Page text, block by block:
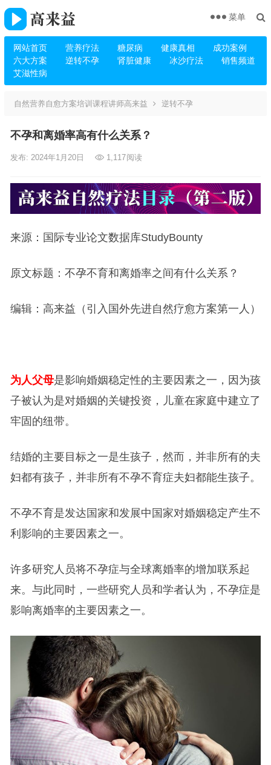
网站首页 营养疗法 糖尿病 健康真相
成功案例
六大方案
逆转不孕 肾脏健康 冰沙疗法
销售频道
艾滋性病
菜单
自然营养自愈方案培训课程讲师高来益 逆转不孕
不孕和离婚率高有什么关系？
发布: 2024年1月20日 1,117阅读
来源：国际专业论文数据库StudyBounty
原文标题：不孕不育和离婚率之间有什么关系？
编辑：高来益（引入国外先进自然疗愈方案第一人）
为人父母是影响婚姻稳定性的主要因素之一，因为孩
子被认为是对婚姻的关键投资，儿童在家庭中建立了
牢固的纽带。
结婚的主要目标之一是生孩子，然而，并非所有的夫
妇都有孩子，并非所有不孕不育症夫妇都能生孩子。
不孕不育是发达国家和发展中国家对婚姻稳定产生不
利影响的主要因素之一。
许多研究人员将不孕症与全球离婚率的增加联系起
来。与此同时，一些研究人员和学者认为，不孕症是
影响离婚率的主要因素之一。